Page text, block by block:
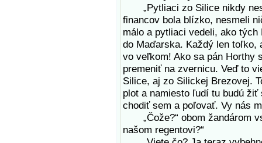
„Pytliaci zo Silice nikdy
financov bola blízko, nesmeli
málo a pytliaci vedeli, ako
do Maďarska. Každý len
vo veľkom! Ako sa pán Horthy
premeniť na zvernicu. Veď to
Silice, aj zo Silickej Brezovej.
plot a namiesto ľudí tu budú žiť
chodiť sem a poľovať. Vy nás
„Čože?“ obom žandárom
našom regentovi?“